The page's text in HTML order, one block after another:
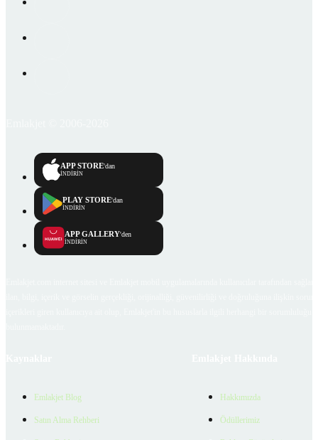
APP STORE'dan
İNDİRİN
PLAY STORE'dan
İNDİRİN
APP GALLERY'den
İNDİRİN
Emlakjet Blog
Satın Alma Rehberi
Hakkımızda
Ödüllerimiz